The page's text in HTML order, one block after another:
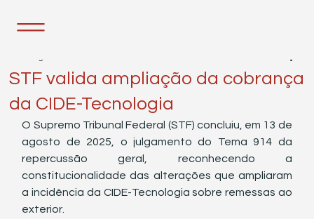
STF valida ampliação da cobrança
da CIDE-Tecnologia
O Supremo Tribunal Federal (STF) concluiu, em 13 de
agosto de 2025, o julgamento do Tema 914 da
repercussão geral, reconhecendo a
constitucionalidade das alterações que ampliaram
a incidência da CIDE-Tecnologia sobre remessas ao
exterior.